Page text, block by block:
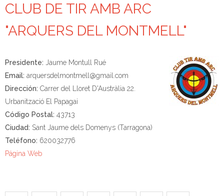
CLUB DE TIR AMB ARC
"ARQUERS DEL MONTMELL"
Presidente: Jaume Montull Rué
Email: arquersdelmontmell@gmail.com
Dirección: Carrer del Lloret D'Austràlia 22.
Urbanització El Papagai
Código Postal: 43713
Ciudad: Sant Jaume dels Domenys (Tarragona)
Teléfono: 620032776
Página Web